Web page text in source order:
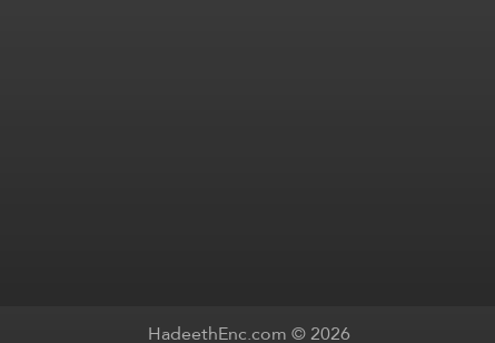
HadeethEnc.com © 2026